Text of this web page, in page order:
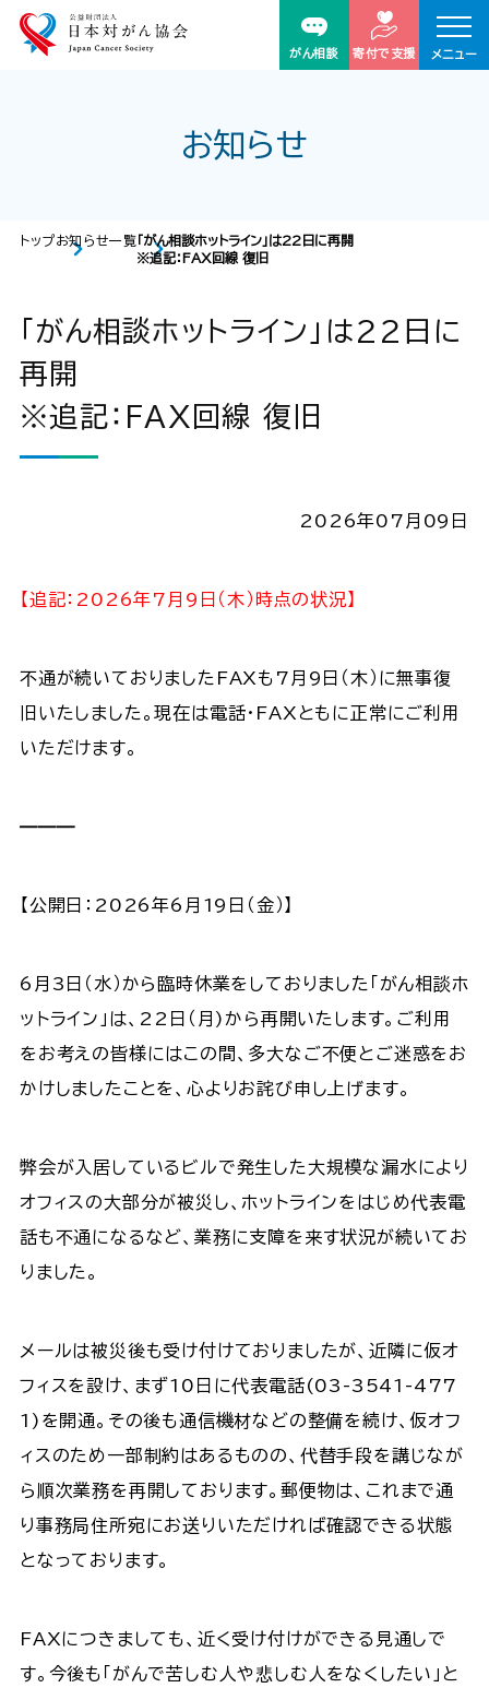
がん相談 寄付で支援 メニュー
お知らせ
トップお知らせ一覧 「がん相談ホットライン」は22日に再開
※追記：FAX回線 復旧
「がん相談ホットライン」は22日に
再開
※追記：FAX回線 復旧
2026年07月09日
【追記：2026年7月9日（木）時点の状況】
不通が続いておりましたFAXも7月9日（木）に無事復
旧いたしました。現在は電話・FAXともに正常にご利用
いただけます。
———
【公開日：2026年6月19日（金）】
6月3日（水）から臨時休業をしておりました「がん相談ホ
ットライン」は、22日（月)から再開いたします。ご利用
をお考えの皆様にはこの間、多大なご不便とご迷惑をお
かけしましたことを、心よりお詫び申し上げます。
弊会が入居しているビルで発生した大規模な漏水により
オフィスの大部分が被災し、ホットラインをはじめ代表電
話も不通になるなど、業務に支障を来す状況が続いてお
りました。
メールは被災後も受け付けておりましたが、近隣に仮オ
フィスを設け、まず10日に代表電話(03-3541-477
1)を開通。その後も通信機材などの整備を続け、仮オフ
ィスのため一部制約はあるものの、代替手段を講じなが
ら順次業務を再開しております。郵便物は、これまで通
り事務局住所宛にお送りいただければ確認できる状態
となっております。
FAXにつきましても、近く受け付けができる見通しで
す。今後も「がんで苦しむ人や悲しむ人をなくしたい」と